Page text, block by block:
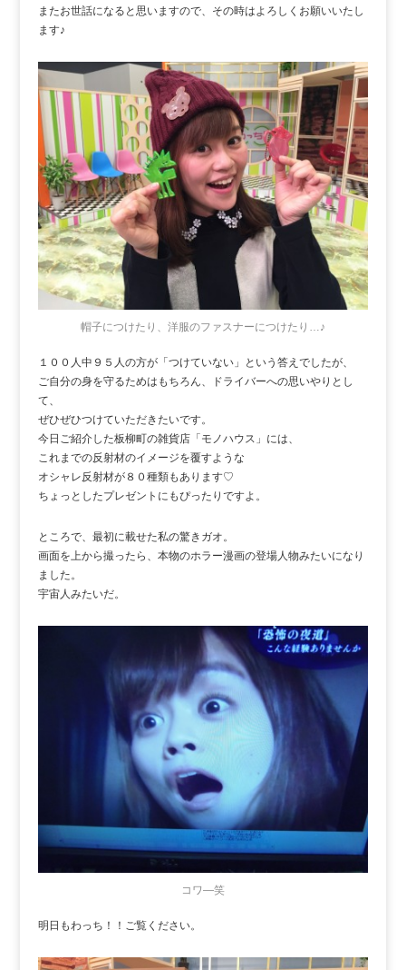
またお世話になると思いますので、その時はよろしくお願いいたし
ます♪
帽子につけたり、洋服のファスナーにつけたり…♪
１００人中９５人の方が「つけていない」という答えでしたが、
ご自分の身を守るためはもちろん、ドライバーへの思いやりとし
て、
ぜひぜひつけていただきたいです。
今日ご紹介した板柳町の雑貨店「モノハウス」には、
これまでの反射材のイメージを覆すような
オシャレ反射材が８０種類もあります♡
ちょっとしたプレゼントにもぴったりですよ。
ところで、最初に載せた私の驚きガオ。
画面を上から撮ったら、本物のホラー漫画の登場人物みたいになり
ました。
宇宙人みたいだ。
コワ―笑
明日もわっち！！ご覧ください。